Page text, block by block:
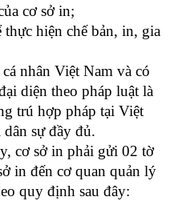
cơ sở in;
hiện chế bản, in, gia
nhân Việt Nam và có
diện theo pháp luật là
trú hợp pháp tại Việt
sự đầy đủ.
cơ sở in phải gửi 02 tờ
in đến cơ quan quản lý
quy định sau đây: